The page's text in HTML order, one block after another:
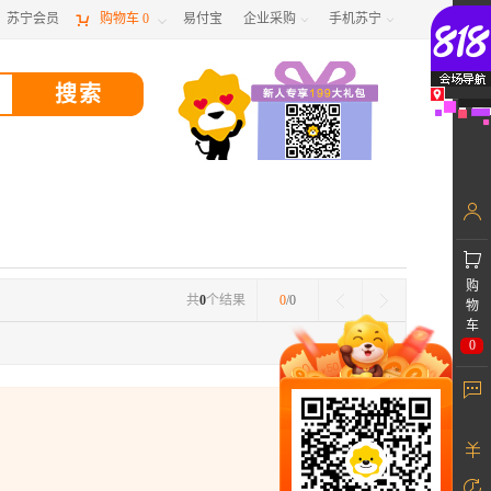
苏宁会员  购物车 0  易付宝 企业采购  手机苏宁 
0/0
共0个结果
购
物
车
0